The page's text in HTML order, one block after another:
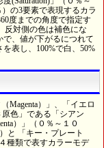
の3要素で表現するカラ
度までの角度で指定す
反対側の色は補色にな
で、値が下がるにつれて
表し、100%で白、50%
Magenta）」、「イエロ
色」である「シアン
）」（０％～１０
と 「キー・プレート
種類で表すカラーモデ